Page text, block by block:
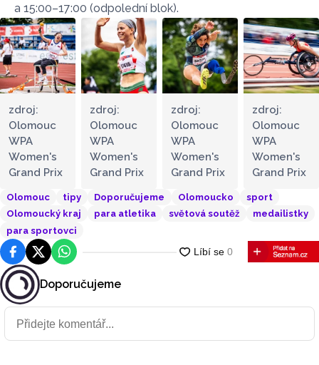
a 15:00–17:00 (odpolední blok).
zdroj:
Olomouc
WPA
Women's
Grand Prix
zdroj:
Olomouc
WPA
Women's
Grand Prix
zdroj:
Olomouc
WPA
Women's
Grand Prix
zdroj:
Olomouc
WPA
Women's
Grand Prix
Olomouc tipy Doporučujeme Olomoucko
sport
Olomoucký kraj
para atletika světová soutěž
medailistky
para sportovci
FacebookPlatforma X
WhatsApp
Doporučujeme